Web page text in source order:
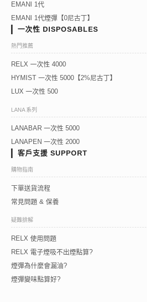
EMANI 1代
EMANI 1代煙彈【0尼古丁】
一次性 DISPOSABLES
熱門推薦
RELX 一次性 4000
HYMIST 一次性 5000【2%尼古丁】
LUX 一次性 500
LANA 系列
LANABAR 一次性 5000
LANAPEN 一次性 2000
客戶支援 SUPPORT
購物指南
下單送貨流程
常見問題 & 保養
疑難排解
RELX 使用問題
RELX 電子煙吸不出煙點算?
煙彈為什麼會漏油?
煙彈變味點算好?